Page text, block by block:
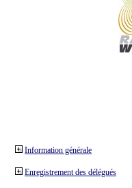
Information générale
Enregistrement des délégués